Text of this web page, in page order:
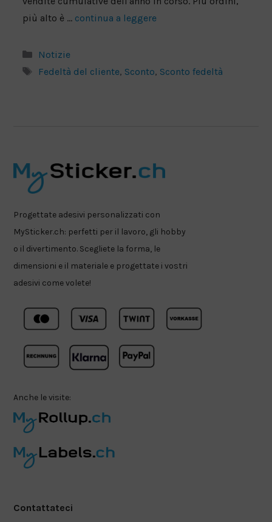
più alto è ... continua a leggere
Categorie
Notizie
Tag
Fedeltà del cliente, Sconto, Sconto fedeltà
Progettate adesivi personalizzati con
MySticker.ch: perfetti per il lavoro, gli hobby
o il divertimento. Scegliete la forma, le
dimensioni e il materiale e progettate i vostri
adesivi come volete!
Anche le visite:
Contattateci